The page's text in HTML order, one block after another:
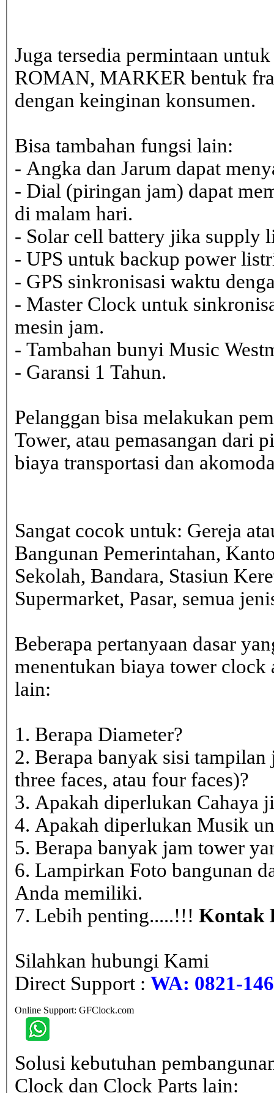
Juga tersedia permintaan
ROMAN, MARKER bentuk
dengan keinginan konsumen.
Bisa tambahan fungsi lain:
- Angka dan Jarum dapat
- Dial (piringan jam) dapat
di malam hari.
- Solar cell battery jika supply
- UPS untuk backup power
- GPS sinkronisasi waktu
- Master Clock untuk
mesin jam.
- Tambahan bunyi Music
- Garansi 1 Tahun.
Pelanggan bisa melakukan
Tower, atau pemasangan dari
biaya transportasi dan
Sangat cocok untuk: Gereja
Bangunan Pemerintahan,
Sekolah, Bandara, Stasiun
Supermarket, Pasar, semua
Beberapa pertanyaan dasar
menentukan biaya tower clock
lain:
1. Berapa Diameter?
2. Berapa banyak sisi
three faces, atau four faces)?
3. Apakah diperlukan Cahaya
4. Apakah diperlukan Musik
5. Berapa banyak jam tower
6. Lampirkan Foto bangunan
Anda memiliki.
7. Lebih penting.....!!! Kontak
Silahkan hubungi Kami
Direct Support : WA: 0821-
Online Support: GFClock.com
Solusi kebutuhan
Clock dan Clock Parts lain: